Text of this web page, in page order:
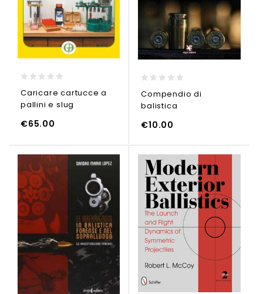
out
of
Caricare cartucce a
pallini e slug
€65.00
out
of
Compendio di
balistica
€10.00
AL CARRELLO